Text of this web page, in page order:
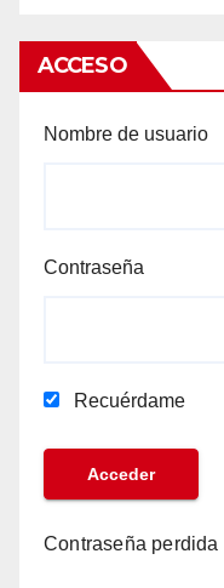
ACCESO
Nombre de usuario
Contraseña
Recuérdame
Contraseña perdida